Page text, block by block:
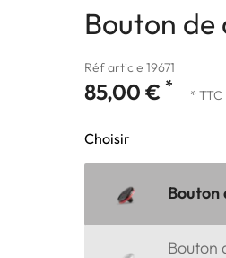
Bouton de
Réf article 19671
85,00 € * * TTC
Choisir
Bouton
Bouton